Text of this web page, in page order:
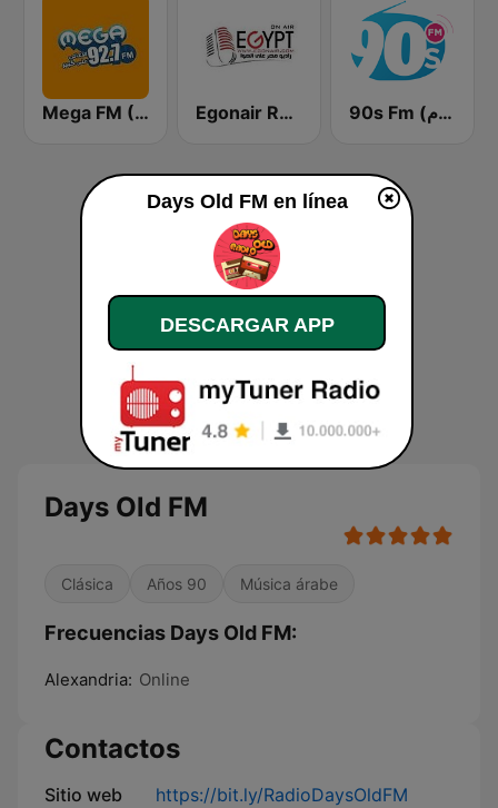
Mega FM (ميجا إف إم) Egonair Radio (راديو مصر على الهوا) 90s Fm (تسعينات اف ام)
Days Old FM
Clásica Años 90 Música árabe
Frecuencias Days Old FM:
Alexandria: Online
Contactos
Sitio web https://bit.ly/RadioDaysOldFM
Days Old FM en línea
DESCARGAR APP